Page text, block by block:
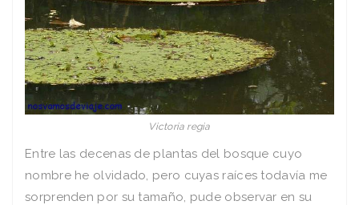
Victoria regia
Entre las decenas de plantas del bosque cuyo
nombre he olvidado, pero cuyas raíces todavía me
sorprenden por su tamaño, pude observar en su